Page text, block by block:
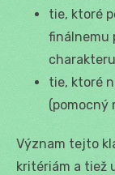
tie, ktoré
finálnemu
tie, ktoré
(pomocný
Význam tejto
kritériám a tiež